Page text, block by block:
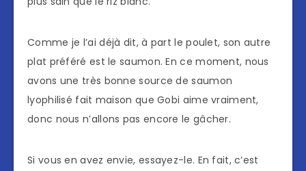
Comme je l’ai déjà dit, à part le poulet, son autre
plat préféré est le saumon. En ce moment, nous
avons une très bonne source de saumon
lyophilisé fait maison que Gobi aime vraiment,
donc nous n’allons pas encore le gâcher.
Si vous en avez envie, essayez-le. En fait, c’est